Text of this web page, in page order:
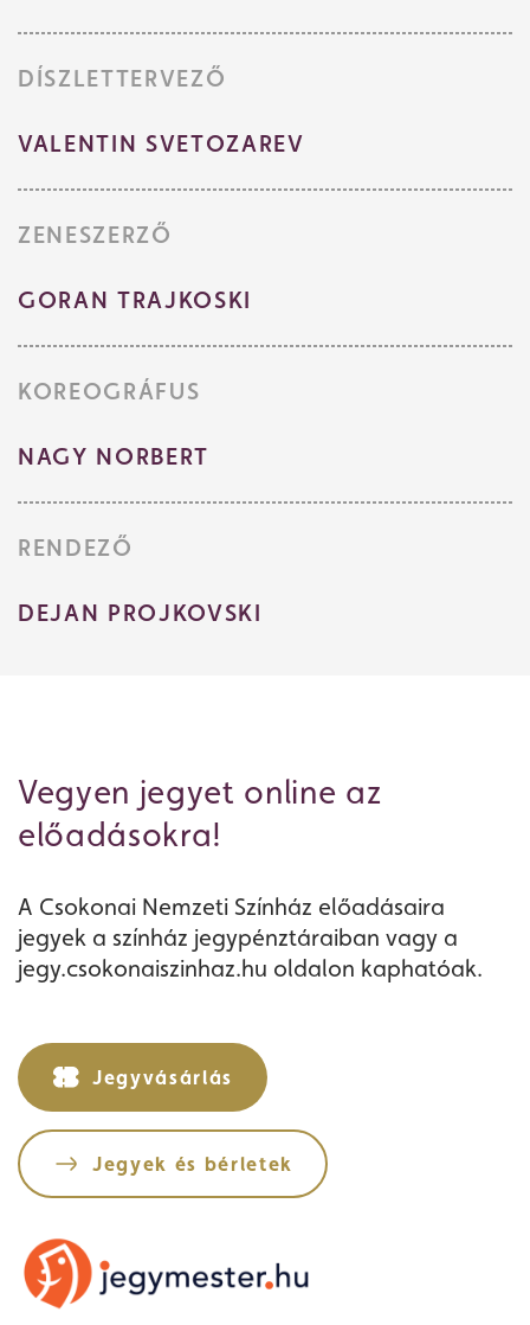
DÍSZLETTERVEZŐ
VALENTIN SVETOZAREV
ZENESZERZŐ
GORAN TRAJKOSKI
KOREOGRÁFUS
NAGY NORBERT
RENDEZŐ
DEJAN PROJKOVSKI
Vegyen jegyet online az
előadásokra!
A Csokonai Nemzeti Színház előadásaira
jegyek a színház jegypénztáraiban vagy a
jegy.csokonaiszinhaz.hu oldalon kaphatóak.
Jegyvásárlás
Jegyek és bérletek